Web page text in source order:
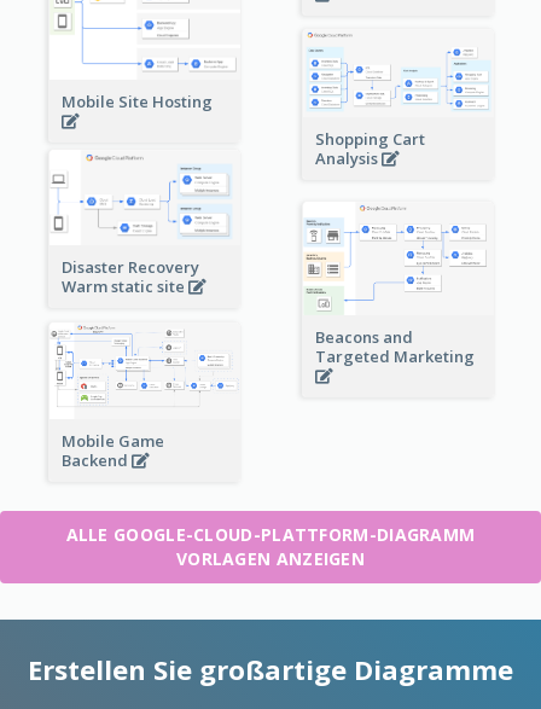
Mobile Site Hosting
Shopping Cart
Analysis
Disaster Recovery
Warm static site
Beacons and
Targeted Marketing
Mobile Game
Backend
ALLE GOOGLE-CLOUD-PLATTFORM-DIAGRAMM
VORLAGEN ANZEIGEN
Erstellen Sie großartige Diagramme